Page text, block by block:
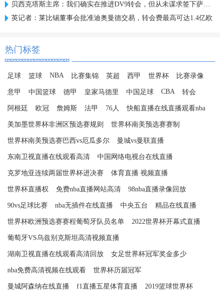
贝西克塔斯主席：我们确实在推进DV9转会，但从未谋求签下萨拉赫
英记者：莱比锡董事会批准迪奥曼德交易，转会费最高可达1.4亿欧
热门标签
足球 篮球 NBA 比赛集锦 英超 西甲 世界杯 比赛录像
意甲 中国篮球 德甲 皇家马德里 中国足球 CBA 转会
阿根廷 欧冠 詹姆斯 法甲 76人 快船直播在线直播观看nba
美加墨世界杯非洲区预选赛规则 世界杯南美预选赛赛制
世界杯南美预选赛巴西vs厄瓜多尔 曼城vs曼联直播
东南卫视直播在线观看高清 中国网络电视台在线直播
克罗地亚连续两届世界杯进决赛 体育直播 视频直播
世界杯直播权 免费nba直播网站高清 98nba直播录像回放
90vs足球比赛 nba无插件在线直播 中央五台 精品在线直播
世界杯欧洲预选赛赛程葡萄牙队员名单 2022世界杯开幕式直播
葡萄牙VS乌兹别克斯坦高清视频直播
湖南卫视直播在线观看高清回放 女足世界杯冠军奖金多少
nba免费高清视频在线观看 世界杯历届冠军
曼城阿森纳在线直播 f1直播五星体育直播 2019篮球世界杯